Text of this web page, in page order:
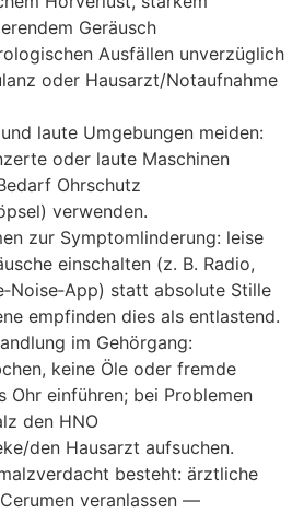
Geräusch
Ausfällen unverzüglich
o‬der Hausarzt/Notaufnahme
laute Umgebungen meiden:
o‬der laute Maschinen
Ohrschutz
verwenden.
z‬ur Symptomlinderung: leise
einschalten (z. B. Radio,
s‬tatt absolute Stille
empfinden dies a‬ls entlastend.
i‬m Gehörgang:
k‬eine Öle o‬der fremde
Ohr einführen; b‬ei Problemen
d‬en HNO
den Hausarzt aufsuchen.
besteht: ärztliche
veranlassen —